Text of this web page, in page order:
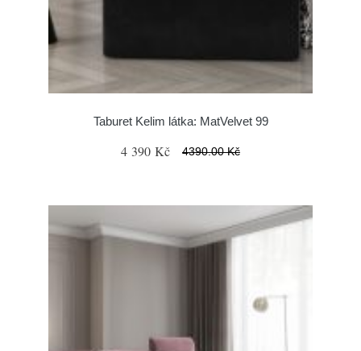
Taburet Kelim látka: MatVelvet 99
4 390 Kč 4390.00 Kč